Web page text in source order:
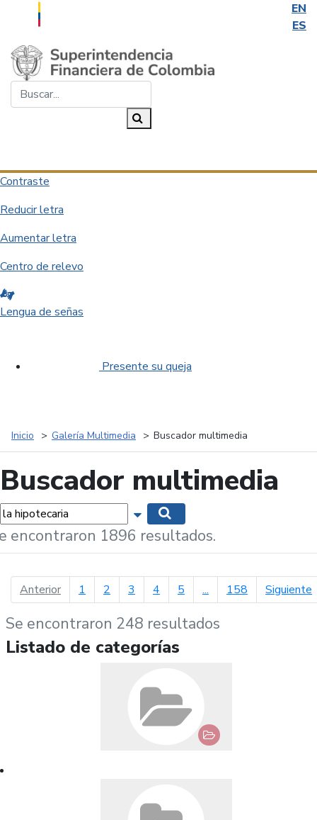
EN
ES
Saltar al contenido principal
Contraste
Reducir letra
Aumentar letra
Centro de relevo
Lengua de señas
Presente su queja
Inicio Galería Multimedia Buscador multimedia
Buscador multimedia
Mostrar opciones de búsqueda
encontraron 1896 resultados.
Anteriorpágina anterior
1 2 3 4 5 ... 158 Siguiente
Se encontraron 248 resultados
Listado de categorías